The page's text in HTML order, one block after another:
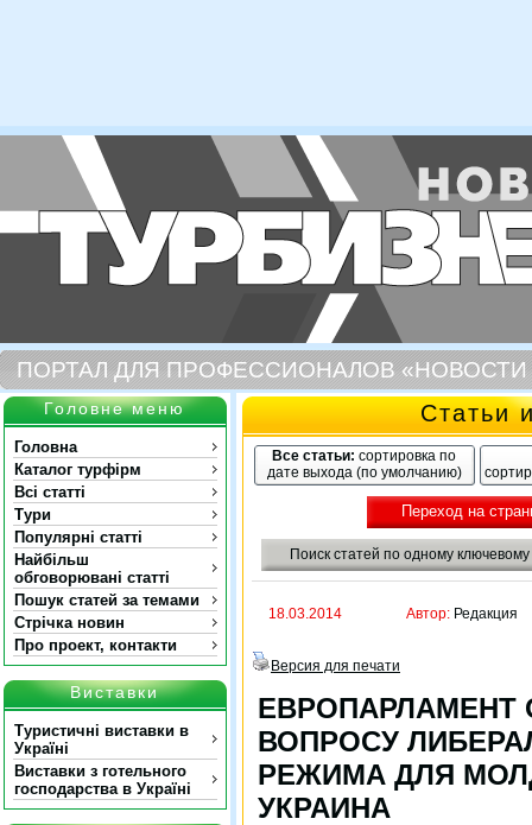
ПОРТАЛ ДЛЯ ПРОФЕССИОНАЛОВ «НОВОСТИ
Головне меню
Головна
Каталог турфірм
Всі статті
Тури
Популярні статті
Найбільш
обговорювані статті
Пошук статей за темами
Стрічка новин
Про проект, контакти
Виставки
Туристичні виставки в
Україні
Виставки з готельного
господарства в Україні
Статьи
Все статьи: сортировка по
дате выхода (по умолчанию)
Переход на
Поиск статей по одному ключевому
18.03.2014 Автор: Редакция
Версия для печати
ЕВРОПАРЛАМЕНТ
ВОПРОСУ
РЕЖИМА ДЛЯ
УКРАИНА